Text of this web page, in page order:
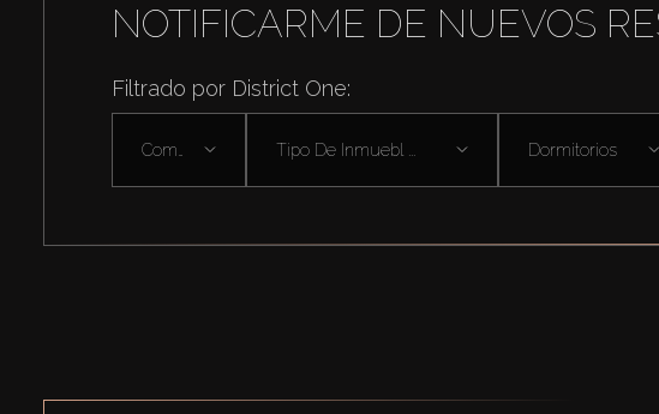
NOTIFICARME DE NUEVOS
Filtrado por District One:
Tipo De Inmuebl ... Dormitorios